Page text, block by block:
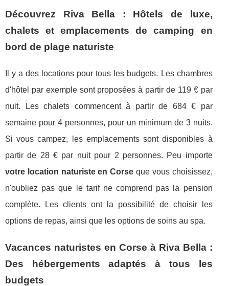
Découvrez Riva Bella : Hôtels de luxe,
chalets et emplacements de camping en
bord de plage naturiste
Il y a des locations pour tous les budgets. Les chambres
d'hôtel par exemple sont proposées à partir de 119 € par
nuit. Les chalets commencent à partir de 684 € par
semaine pour 4 personnes, pour un minimum de 3 nuits.
Si vous campez, les emplacements sont disponibles à
partir de 28 € par nuit pour 2 personnes. Peu importe
votre location naturiste en Corse que vous choisissez,
n'oubliez pas que le tarif ne comprend pas la pension
complète. Les clients ont la possibilité de choisir les
options de repas, ainsi que les options de soins au spa.
Vacances naturistes en Corse à Riva Bella :
Des hébergements adaptés à tous les
budgets